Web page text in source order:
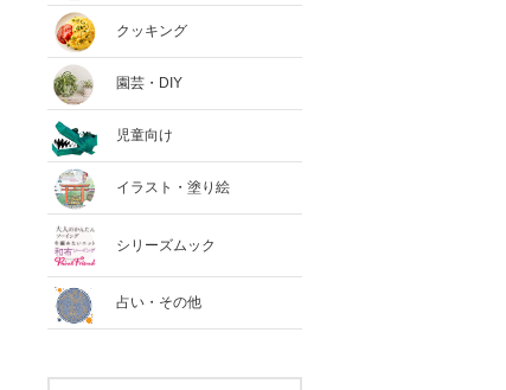
クッキング
園芸・DIY
児童向け
イラスト・塗り絵
シリーズムック
占い・その他